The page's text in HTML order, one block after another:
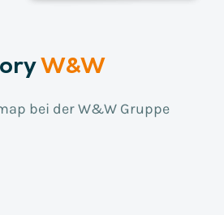
W&W
bei der W&W Gruppe